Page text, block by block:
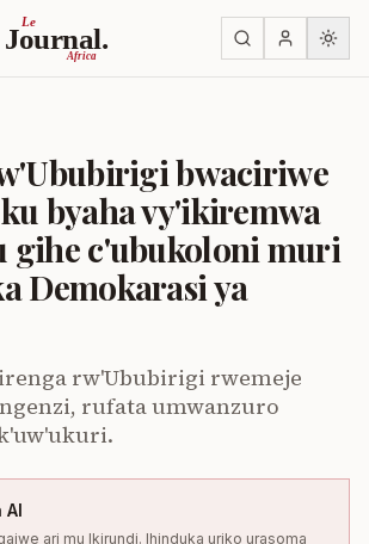
Le
Journal.
Africa
bwaciriwe
byaha vy'ikiremwa
gihe c'ubukoloni muri
Demokarasi ya
rw'Ububirigi rwemeje
rufata umwanzuro
AI
ari mu Ikirundi. Ihinduka uriko urasoma